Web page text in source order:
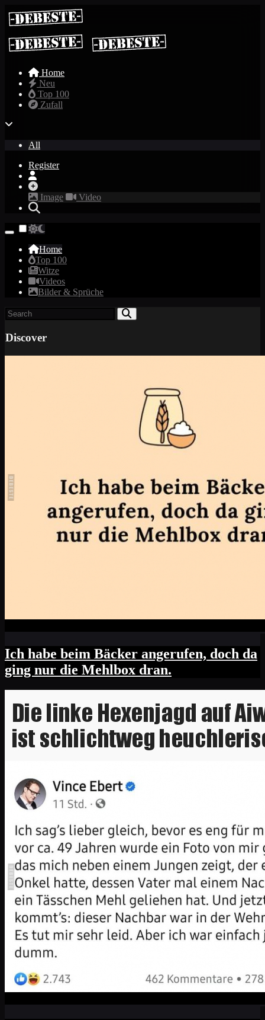
Home
Neu
Top 100
Zufall
All
Register
Image Video
Home
Top 100
Witze
Videos
Bilder & Sprüche
Discover
Ich habe beim Bäcker angerufen, doch da
ging nur die Mehlbox dran.